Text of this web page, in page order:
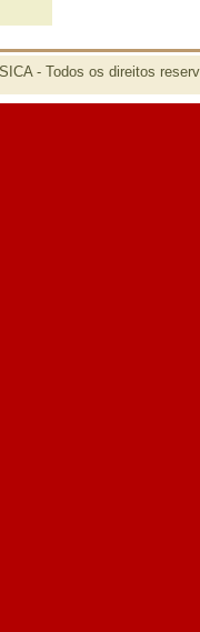
- Todos os direitos